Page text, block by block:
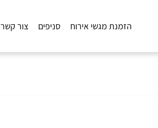
הזמנת מגשי אירוח סניפים צור קשר